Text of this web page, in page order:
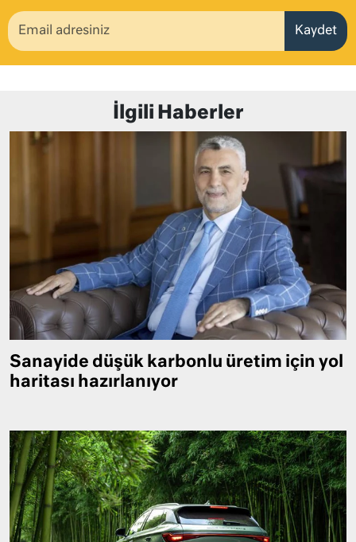
Kaydet
İlgili Haberler
Sanayide düşük karbonlu üretim için yol
haritası hazırlanıyor